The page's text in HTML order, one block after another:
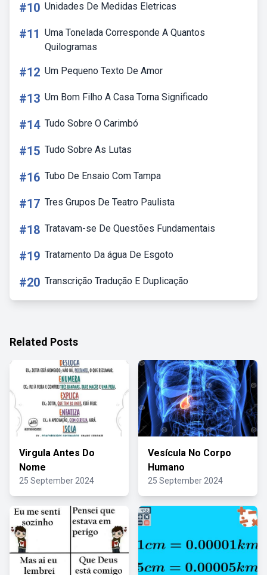
#10 Unidades De Medidas Eletricas
#11 Uma Tonelada Corresponde A Quantos
Quilogramas
#12 Um Pequeno Texto De Amor
#13 Um Bom Filho A Casa Torna Significado
#14 Tudo Sobre O Carimbó
#15 Tudo Sobre As Lutas
#16 Tubo De Ensaio Com Tampa
#17 Tres Grupos De Teatro Paulista
#18 Tratavam-se De Questões Fundamentais
#19 Tratamento Da água De Esgoto
#20 Transcrição Tradução E Duplicação
Related Posts
Virgula Antes Do
Nome
25 September 2024
Vesícula No Corpo
Humano
25 September 2024